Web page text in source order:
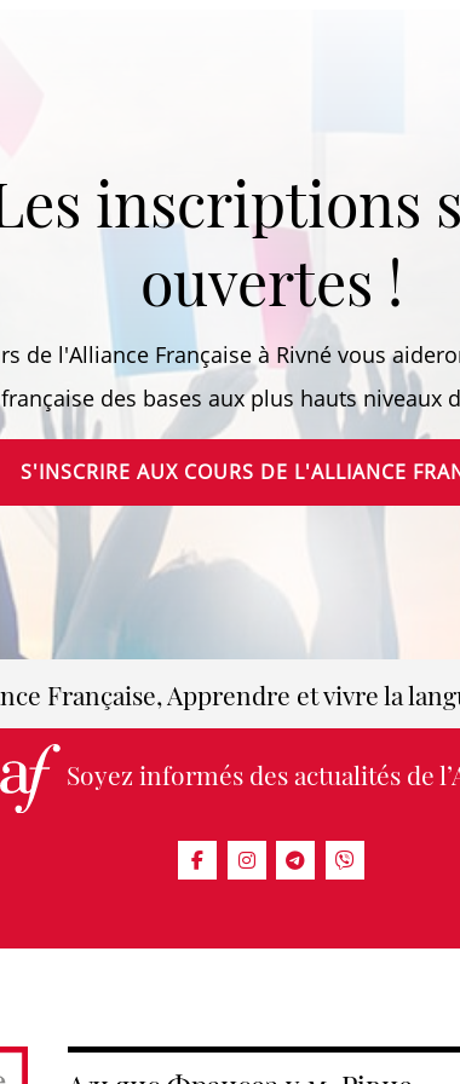
inscriptions
ouvertes !
de l'Alliance Française à Rivné vous
des bases aux plus hauts niveaux
S'INSCRIRE AUX COURS DE L'ALLIANCE
Française, Apprendre et vivre la
Soyez informés des actualités de